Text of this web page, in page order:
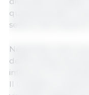
questa parziale e
settore dei macelli
Negli Stati Uniti il
dell'eccesso di
inferiore a 73
Il Canada si